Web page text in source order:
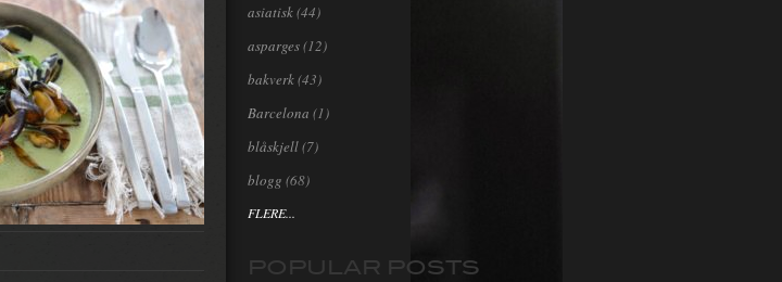
asiatisk(44)
asparges(12)
bakverk(43)
Barcelona (1)
blåskjell(7)
blogg (68)
FLERE...
POPULAR POSTS